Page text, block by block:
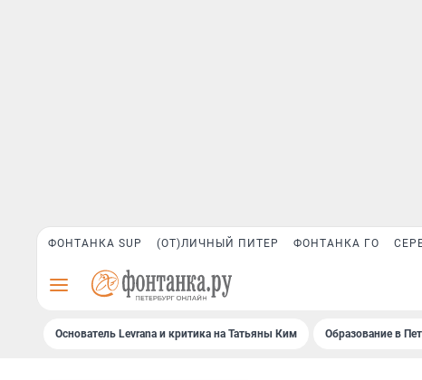
ФОНТАНКА SUP (ОТ)ЛИЧНЫЙ ПИТЕР ФОНТАНКА ГО
Основатель Levrana и критика на Татьяны Ким Образование в